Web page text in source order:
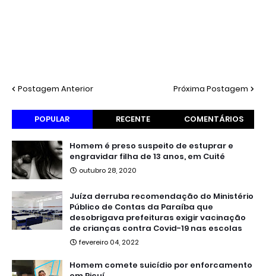
Postagem Anterior Próxima Postagem
POPULAR RECENTE COMENTÁRIOS
Homem é preso suspeito de estuprar e
engravidar filha de 13 anos, em Cuité
outubro 28, 2020
Juíza derruba recomendação do Ministério
Público de Contas da Paraíba que
desobrigava prefeituras exigir vacinação
de crianças contra Covid-19 nas escolas
fevereiro 04, 2022
Homem comete suicídio por enforcamento